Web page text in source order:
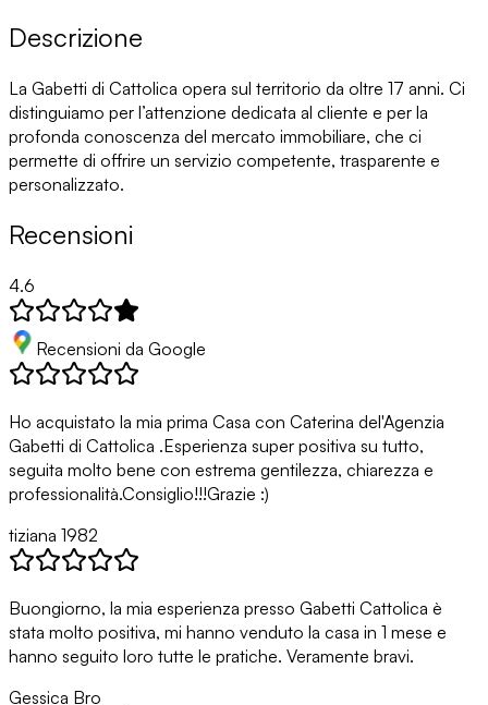
Descrizione
La Gabetti di Cattolica opera sul territorio da oltre 17 anni. Ci
distinguiamo per l’attenzione dedicata al cliente e per la
profonda conoscenza del mercato immobiliare, che ci
permette di offrire un servizio competente, trasparente e
personalizzato.
Recensioni
4.6
Recensioni da Google
Ho acquistato la mia prima Casa con Caterina del'Agenzia
Gabetti di Cattolica .Esperienza super positiva su tutto,
seguita molto bene con estrema gentilezza, chiarezza e
professionalità.Consiglio!!!Grazie :)
tiziana 1982
Buongiorno, la mia esperienza presso Gabetti Cattolica è
stata molto positiva, mi hanno venduto la casa in 1 mese e
hanno seguito loro tutte le pratiche. Veramente bravi.
Gessica Bro